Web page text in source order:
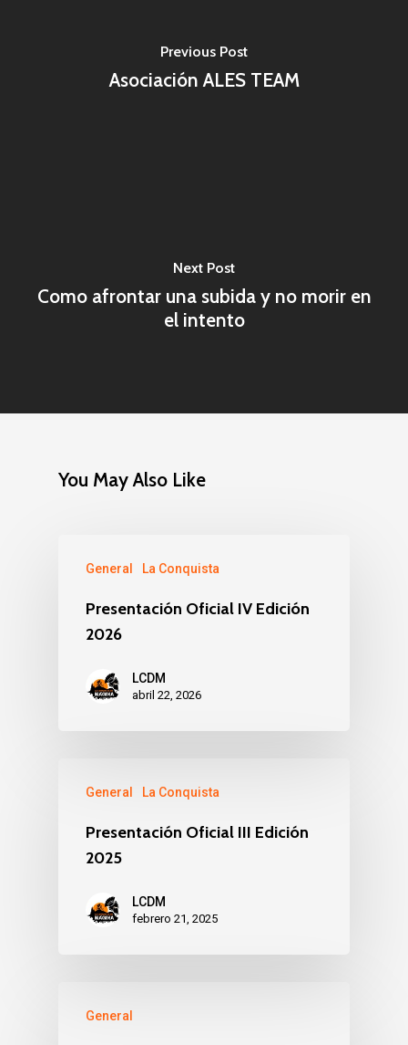
Previous Post
Asociación ALES TEAM
Next Post
Como afrontar una subida y no morir en
el intento
You May Also Like
General La Conquista
Presentación Oficial IV Edición
2026
LCDM
abril 22, 2026
General La Conquista
Presentación Oficial III Edición
2025
LCDM
febrero 21, 2025
General